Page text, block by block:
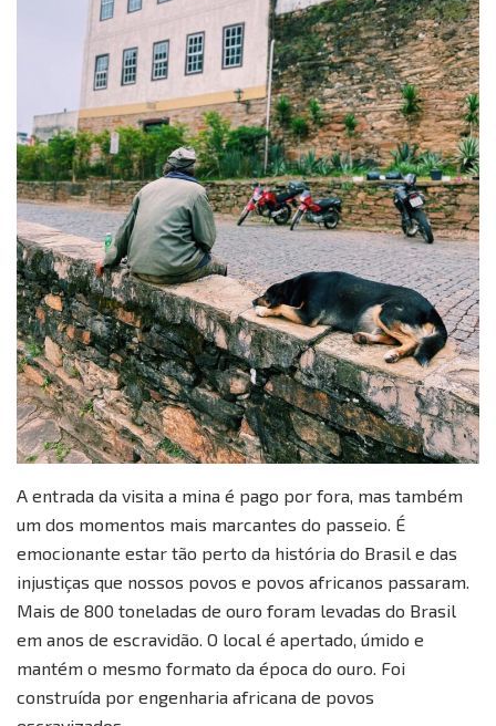
A entrada da visita a mina é pago por fora, mas também
um dos momentos mais marcantes do passeio. É
emocionante estar tão perto da história do Brasil e das
injustiças que nossos povos e povos africanos passaram.
Mais de 800 toneladas de ouro foram levadas do Brasil
em anos de escravidão. O local é apertado, úmido e
mantém o mesmo formato da época do ouro. Foi
construída por engenharia africana de povos